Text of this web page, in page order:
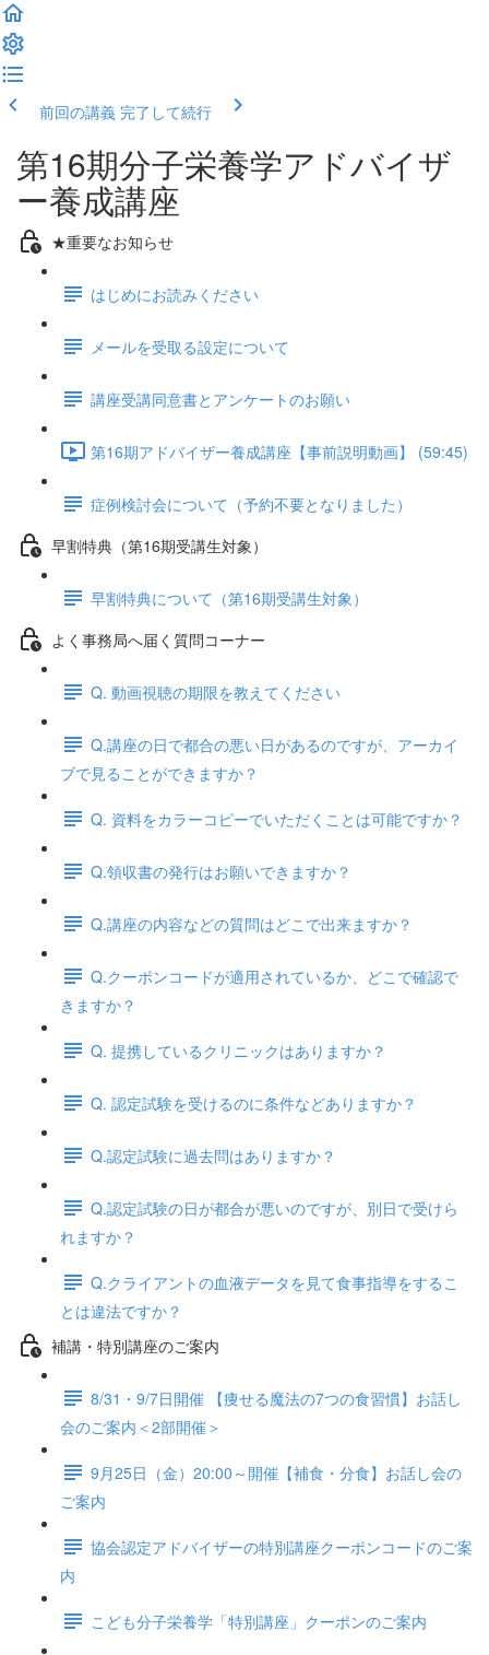
前回の講義 完了して続行
第16期分子栄養学アドバイザ
ー養成講座
★重要なお知らせ
はじめにお読みください
メールを受取る設定について
講座受講同意書とアンケートのお願い
第16期アドバイザー養成講座【事前説明動画】 (59:45)
症例検討会について（予約不要となりました）
早割特典（第16期受講生対象）
早割特典について（第16期受講生対象）
よく事務局へ届く質問コーナー
Q. 動画視聴の期限を教えてください
Q.講座の日で都合の悪い日があるのですが、アーカイ
ブで見ることができますか？
Q. 資料をカラーコピーでいただくことは可能ですか？
Q.領収書の発行はお願いできますか？
Q.講座の内容などの質問はどこで出来ますか？
Q.クーポンコードが適用されているか、どこで確認で
きますか？
Q. 提携しているクリニックはありますか？
Q. 認定試験を受けるのに条件などありますか？
Q.認定試験に過去問はありますか？
Q.認定試験の日が都合が悪いのですが、別日で受けら
れますか？
Q.クライアントの血液データを見て食事指導をするこ
とは違法ですか？
補講・特別講座のご案内
8/31・9/7日開催 【痩せる魔法の7つの食習慣】お話し
会のご案内＜2部開催＞
9月25日（金）20:00～開催【補食・分食】お話し会の
ご案内
協会認定アドバイザーの特別講座クーポンコードのご案
内
こども分子栄養学「特別講座」クーポンのご案内